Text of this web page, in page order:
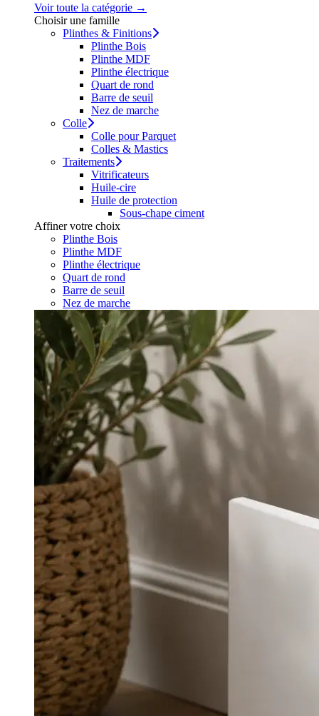
Voir toute la catégorie →
Choisir une famille
Plinthes & Finitions
Plinthe Bois
Plinthe MDF
Plinthe électrique
Quart de rond
Barre de seuil
Nez de marche
Colle
Colle pour Parquet
Colles & Mastics
Traitements
Vitrificateurs
Huile-cire
Huile de protection
Sous-chape ciment
Affiner votre choix
Plinthe Bois
Plinthe MDF
Plinthe électrique
Quart de rond
Barre de seuil
Nez de marche